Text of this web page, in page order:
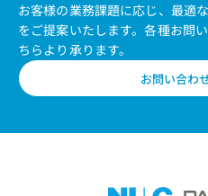
お客様の業務課題に応じ、最適
をご提案いたします。各種お問
ちらより承ります。
お問い合わ